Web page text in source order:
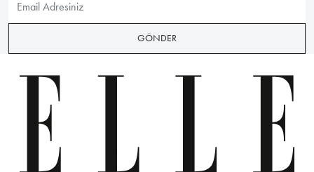
GÖNDER